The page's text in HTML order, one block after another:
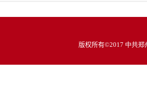
版权所有©2017 中共郑